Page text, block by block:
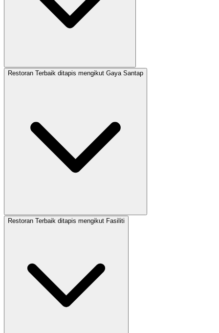
Restoran Terbaik ditapis mengikut Gaya Santap
Restoran Terbaik ditapis mengikut Fasiliti